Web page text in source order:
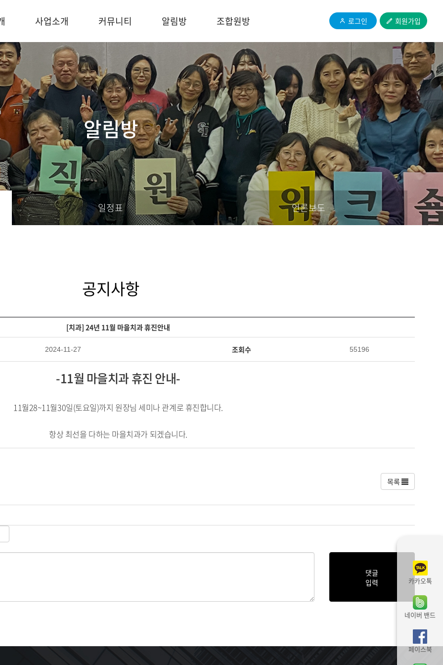
사업소개 커뮤니티 알림방 조합원방 로그인 회원가입
알림방
일정표 언론보도
공지사항
[치과] 24년 11월 마을치과 휴진안내
2024-11-27 조회수 55196
-11월 마을치과 휴진 안내-
11월28~11월30일(토요일)까지 원장님 세미나 관계로 휴진합니다.
항상 최선을 다하는 마을치과가 되겠습니다.
목록
댓글
입력
카카오톡
네이버 밴드
페이스북